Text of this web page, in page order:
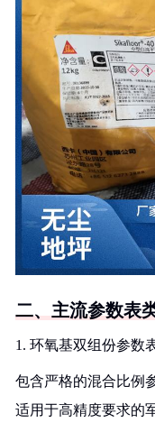
二、主流参数表
1. 环氧基双组份参数
包含严格的混合比例
适用于高精度要求的